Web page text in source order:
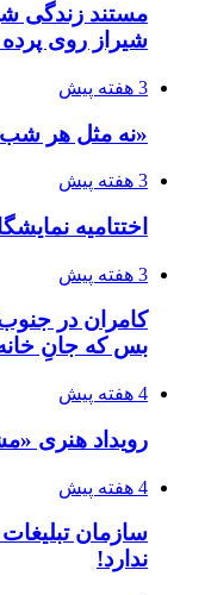
مستند زندگی
شیراز روی
3 هفته پیش
«نه مثل هر
3 هفته پیش
اختتامیه
3 هفته پیش
کامران در
بس که جانِ
4 هفته پیش
رویداد هنری
4 هفته پیش
سازمان
ندارد!